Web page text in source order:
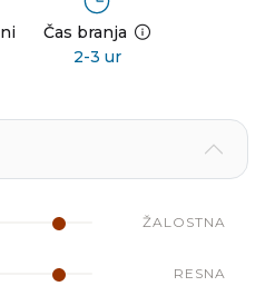
Čas branja
2-3 ur
ŽALOSTNA
RESNA